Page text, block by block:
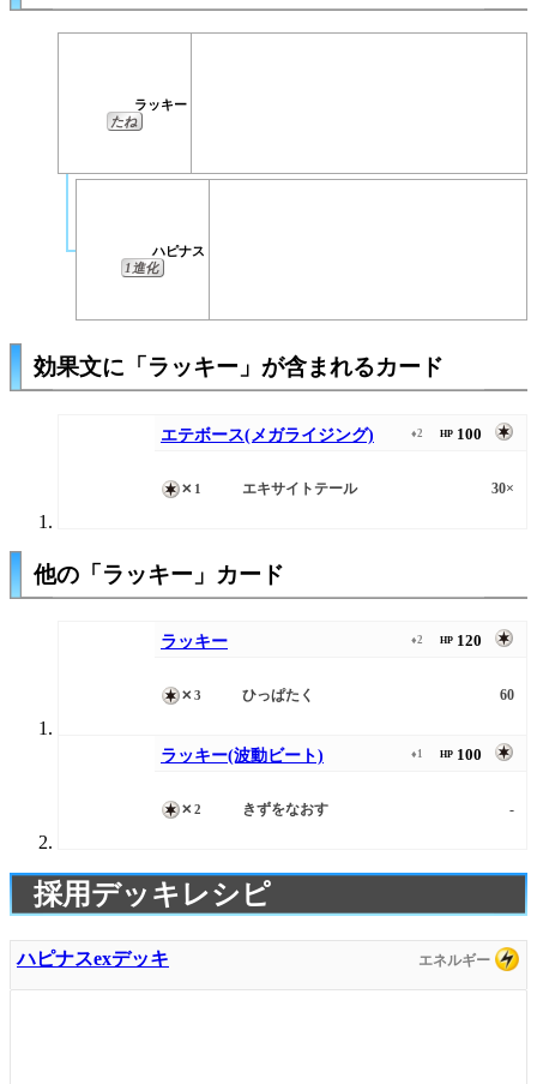
ラッキー
たね
ハピナス
1進化
効果文に「ラッキー」が含まれるカード
エテボース(メガライジング) ♦2 HP 100
✕1 エキサイトテール 30×
他の「ラッキー」カード
ラッキー ♦2 HP 120
✕3 ひっぱたく 60
ラッキー(波動ビート) ♦1 HP 100
✕2 きずをなおす -
採用デッキレシピ
ハピナスexデッキ